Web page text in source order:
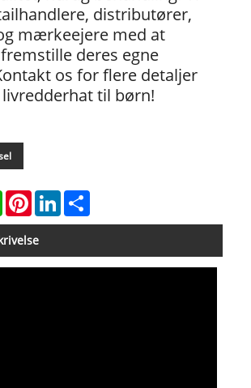
distributører,
mærkeejere med at
deres egne
os for flere detaljer
til børn!
WhatsAppPinterestLinkedIn